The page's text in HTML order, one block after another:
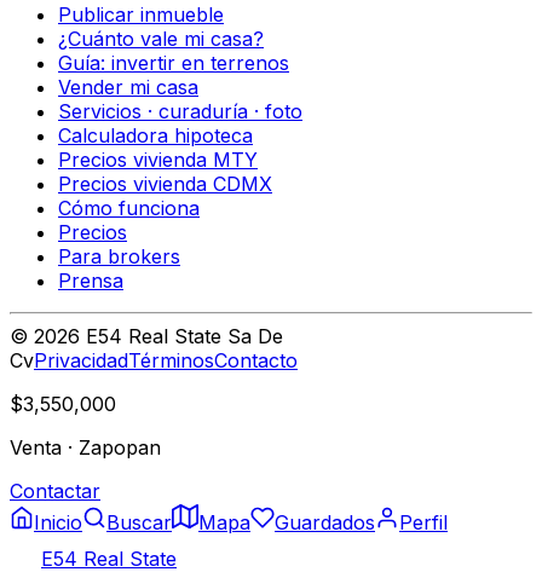
Publicar inmueble
¿Cuánto vale mi casa?
Guía: invertir en terrenos
Vender mi casa
Servicios · curaduría · foto
Calculadora hipoteca
Precios vivienda MTY
Precios vivienda CDMX
Cómo funciona
Precios
Para brokers
Prensa
© 2026 E54 Real State Sa De
CvPrivacidadTérminosContacto
$3,550,000
Venta · Zapopan
Contactar
Inicio
Buscar Mapa Guardados
Perfil
E54 Real State